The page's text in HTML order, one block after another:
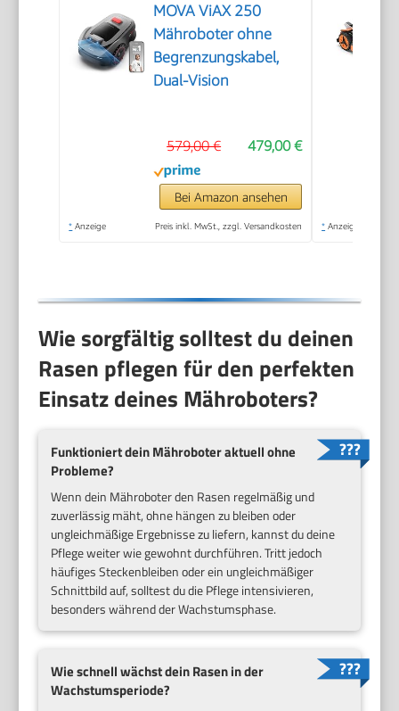
MOVA ViAX 250
Mähroboter ohne
Begrenzungskabel,
Dual-Vision
479,00 €
579,00 €
Bei Amazon ansehen
* Anzeige Preis inkl. MwSt., zzgl. Versandkosten * Anzeige
Wie sorgfältig solltest du deinen
Rasen pflegen für den perfekten
Einsatz deines Mähroboters?
Funktioniert dein Mähroboter aktuell ohne
Probleme?
Wenn dein Mähroboter den Rasen regelmäßig und
zuverlässig mäht, ohne hängen zu bleiben oder
ungleichmäßige Ergebnisse zu liefern, kannst du deine
Pflege weiter wie gewohnt durchführen. Tritt jedoch
häufiges Steckenbleiben oder ein ungleichmäßiger
Schnittbild auf, solltest du die Pflege intensivieren,
besonders während der Wachstumsphase.
Wie schnell wächst dein Rasen in der
Wachstumsperiode?